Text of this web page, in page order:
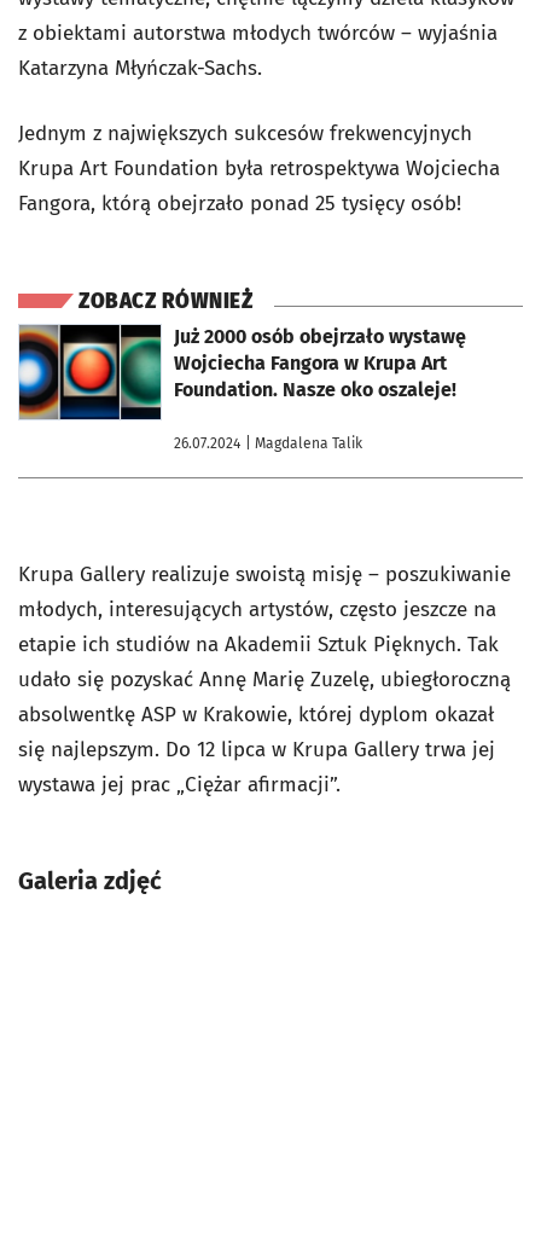
z obiektami autorstwa młodych twórców – wyjaśnia
Katarzyna Młyńczak-Sachs.
Jednym z największych sukcesów frekwencyjnych
Krupa Art Foundation była retrospektywa Wojciecha
Fangora, którą obejrzało ponad 25 tysięcy osób!
ZOBACZ RÓWNIEŻ
Już 2000 osób obejrzało wystawę
Wojciecha Fangora w Krupa Art
Foundation. Nasze oko oszaleje!
26.07.2024 | Magdalena Talik
otworzy się w nowej karcie
Krupa Gallery realizuje swoistą misję – poszukiwanie
młodych, interesujących artystów, często jeszcze na
etapie ich studiów na Akademii Sztuk Pięknych. Tak
udało się pozyskać Annę Marię Zuzelę, ubiegłoroczną
absolwentkę ASP w Krakowie, której dyplom okazał
się najlepszym. Do 12 lipca w Krupa Gallery trwa jej
wystawa jej prac „Ciężar afirmacji”.
Galeria zdjęć